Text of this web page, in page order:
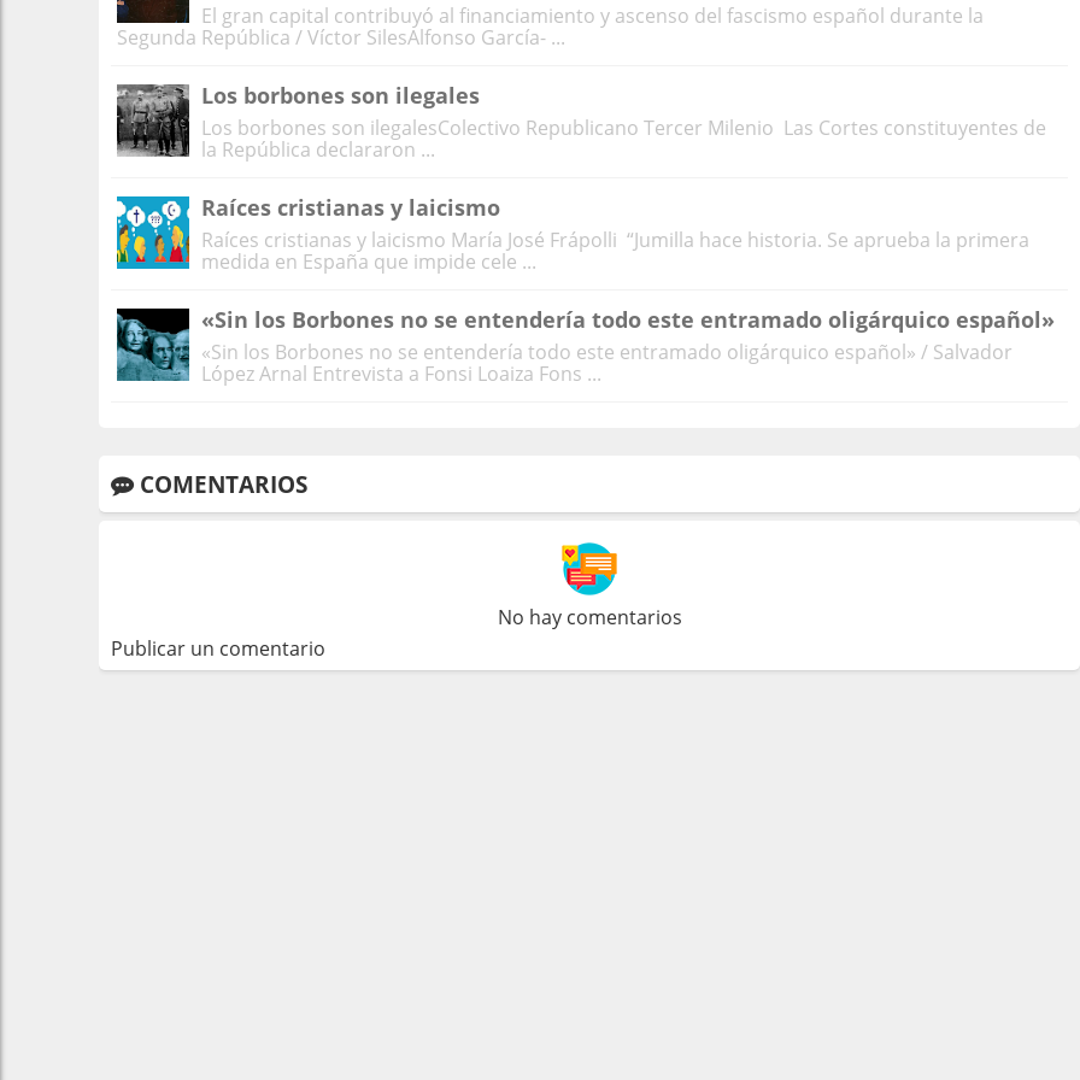
El gran capital contribuyó al financiamiento y ascenso del fascismo español durante la
Segunda República / Víctor SilesAlfonso García- ...
Los borbones son ilegales
Los borbones son ilegalesColectivo Republicano Tercer Milenio Las Cortes constituyentes de
la República declararon ...
Raíces cristianas y laicismo
Raíces cristianas y laicismo María José Frápolli “Jumilla hace historia. Se aprueba la primera
medida en España que impide cele ...
«Sin los Borbones no se entendería todo este entramado oligárquico español»
«Sin los Borbones no se entendería todo este entramado oligárquico español» / Salvador
López Arnal Entrevista a Fonsi Loaiza Fons ...
COMENTARIOS
No hay comentarios
Publicar un comentario